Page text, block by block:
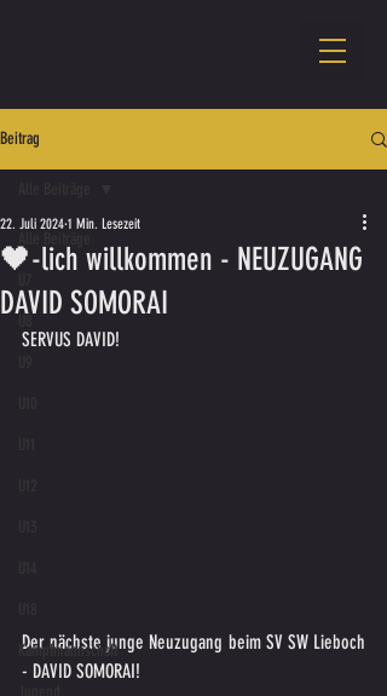
Beitrag
Kampfmannschaft
🖤-lich willkommen - NEUZUGANG
DAVID SOMORAI
22. Juli 2024 1 Min. Lesezeit
SERVUS DAVID!
Der nächste junge Neuzugang beim SV SW Lieboch
- DAVID SOMORAI!